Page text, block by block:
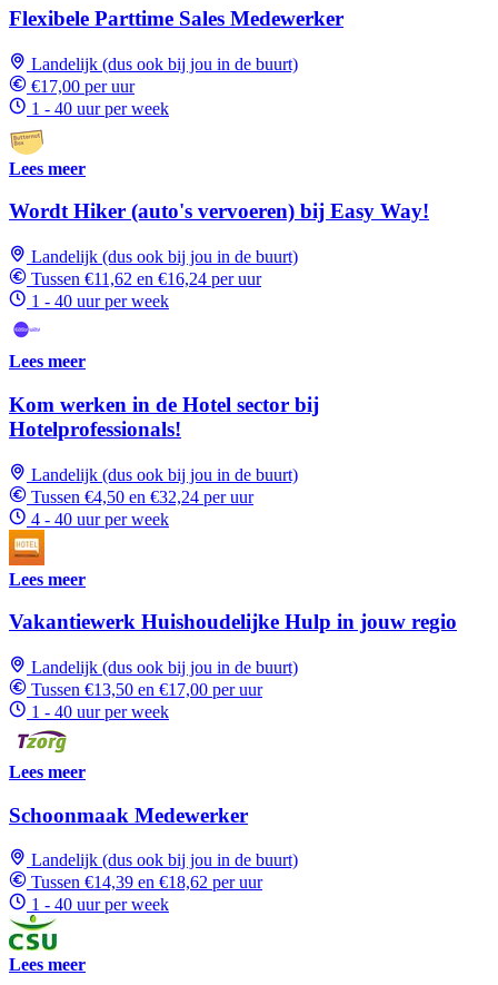
Flexibele Parttime Sales Medewerker
Landelijk (dus ook bij jou in de buurt)
€17,00 per uur
1 - 40 uur per week
Lees meer
Wordt Hiker (auto's vervoeren) bij Easy Way!
Landelijk (dus ook bij jou in de buurt)
Tussen €11,62 en €16,24 per uur
1 - 40 uur per week
Lees meer
Kom werken in de Hotel sector bij
Hotelprofessionals!
Landelijk (dus ook bij jou in de buurt)
Tussen €4,50 en €32,24 per uur
4 - 40 uur per week
Lees meer
Vakantiewerk Huishoudelijke Hulp in jouw regio
Landelijk (dus ook bij jou in de buurt)
Tussen €13,50 en €17,00 per uur
1 - 40 uur per week
Lees meer
Schoonmaak Medewerker
Landelijk (dus ook bij jou in de buurt)
Tussen €14,39 en €18,62 per uur
1 - 40 uur per week
Lees meer